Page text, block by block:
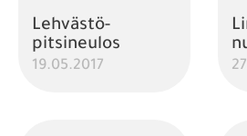
Lehvästö-
pitsineulos
19.05.2017